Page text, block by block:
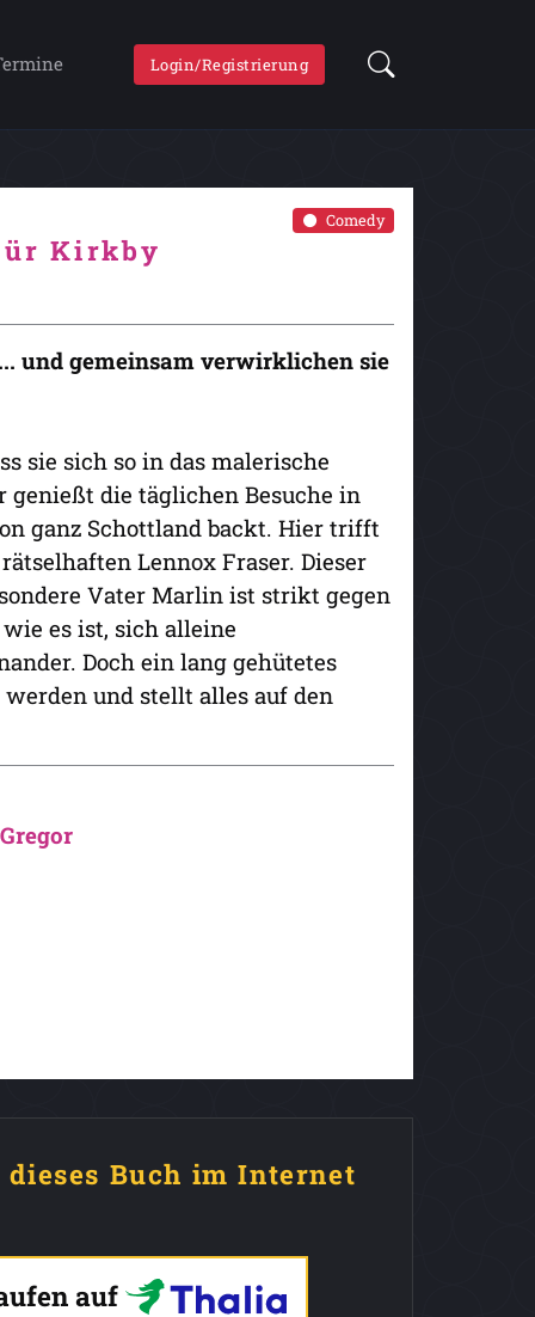
Login/Registrierung
Comedy
Kirkby
und gemeinsam verwirklichen sie
sie sich so in das malerische
die täglichen Besuche in
ganz Schottland backt. Hier trifft
Lennox Fraser. Dieser
Vater Marlin ist strikt gegen
es ist, sich alleine
Doch ein lang gehütetes
und stellt alles auf den
dieses Buch im Internet
auf